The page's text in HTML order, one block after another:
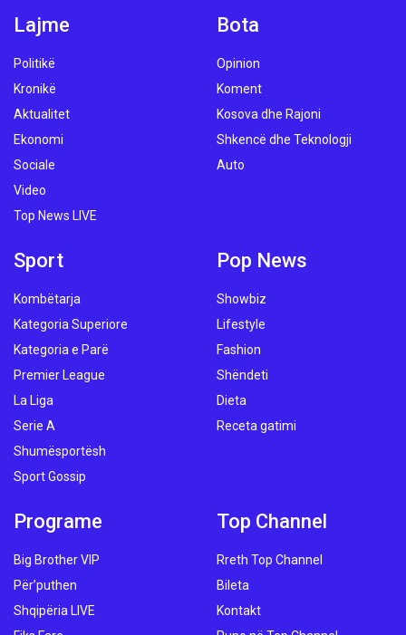
Lajme
Politikë
Kronikë
Aktualitet
Ekonomi
Sociale
Video
Top News LIVE
Bota
Opinion
Koment
Kosova dhe Rajoni
Shkencë dhe Teknologji
Auto
Sport
Kombëtarja
Kategoria Superiore
Kategoria e Parë
Premier League
La Liga
Serie A
Shumësportësh
Sport Gossip
Pop News
Showbiz
Lifestyle
Fashion
Shëndeti
Dieta
Receta gatimi
Programe
Big Brother VIP
Për’puthen
Shqipëria LIVE
Top Channel
Rreth Top Channel
Bileta
Kontakt